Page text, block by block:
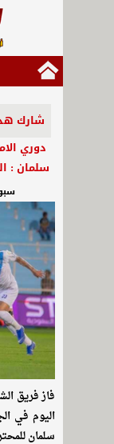
شارك
دوري
سلمان :
فاز فريق
سلمان